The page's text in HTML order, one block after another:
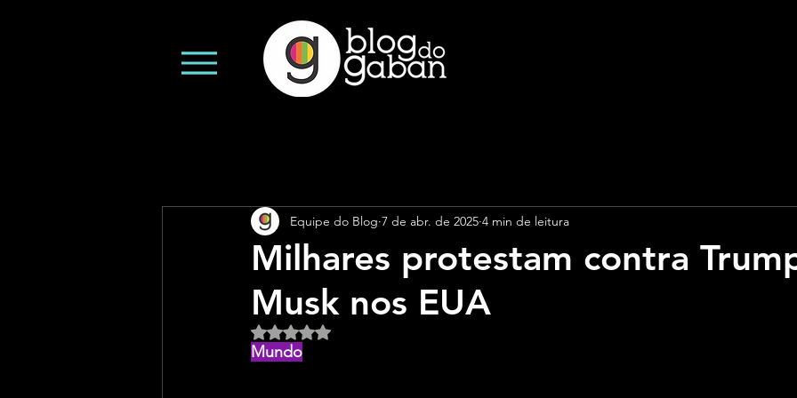
Milhares protestam contra
Musk nos EUA
Equipe do Blog 7 de abr. de 2025 4 min de leitura
Avaliado com NaN de 5 estrelas.
Mundo